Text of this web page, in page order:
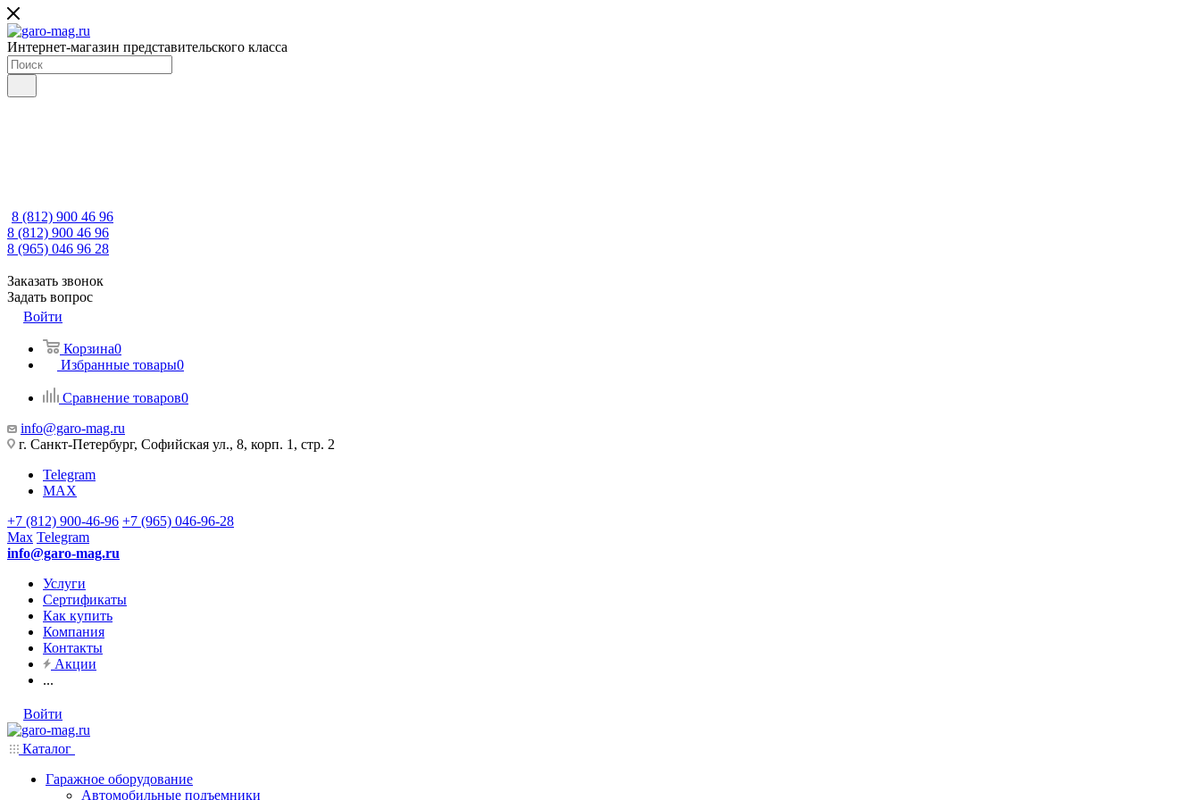
Интернет-магазин представительского класса
8 (812) 900 46 96
8 (812) 900 46 96
8 (965) 046 96 28
Заказать звонок
Задать вопрос
Войти
Корзина0
Избранные товары0
Сравнение товаров0
info@garo-mag.ru
г. Санкт-Петербург, Софийская ул., 8, корп. 1, стр. 2
Telegram
MAX
+7 (812) 900-46-96 +7 (965) 046-96-28
Max Telegram
info@garo-mag.ru
Услуги
Сертификаты
Как купить
Компания
Контакты
Акции
...
Войти
Каталог
Гаражное оборудование
Автомобильные подъемники